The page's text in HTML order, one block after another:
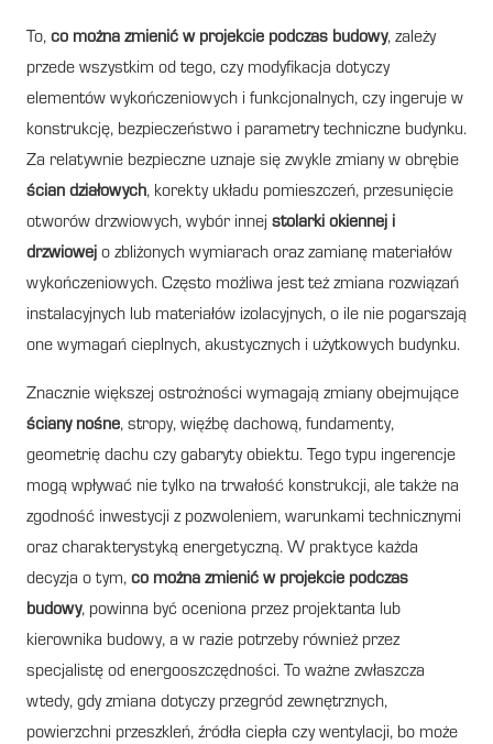
To, co można zmienić w projekcie podczas budowy, zależy
przede wszystkim od tego, czy modyfikacja dotyczy
elementów wykończeniowych i funkcjonalnych, czy ingeruje w
konstrukcję, bezpieczeństwo i parametry techniczne budynku.
Za relatywnie bezpieczne uznaje się zwykle zmiany w obrębie
ścian działowych, korekty układu pomieszczeń, przesunięcie
otworów drzwiowych, wybór innej stolarki okiennej i
drzwiowej o zbliżonych wymiarach oraz zamianę materiałów
wykończeniowych. Często możliwa jest też zmiana rozwiązań
instalacyjnych lub materiałów izolacyjnych, o ile nie pogarszają
one wymagań cieplnych, akustycznych i użytkowych budynku.
Znacznie większej ostrożności wymagają zmiany obejmujące
ściany nośne, stropy, więźbę dachową, fundamenty,
geometrię dachu czy gabaryty obiektu. Tego typu ingerencje
mogą wpływać nie tylko na trwałość konstrukcji, ale także na
zgodność inwestycji z pozwoleniem, warunkami technicznymi
oraz charakterystyką energetyczną. W praktyce każda
decyzja o tym, co można zmienić w projekcie podczas
budowy, powinna być oceniona przez projektanta lub
kierownika budowy, a w razie potrzeby również przez
specjalistę od energooszczędności. To ważne zwłaszcza
wtedy, gdy zmiana dotyczy przegród zewnętrznych,
powierzchni przeszkleń, źródła ciepła czy wentylacji, bo może